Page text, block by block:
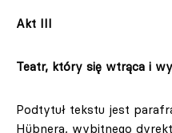
Akt III
Teatr, który się wtrąca i
Podtytuł tekstu jest
Hübnera, wybitnego